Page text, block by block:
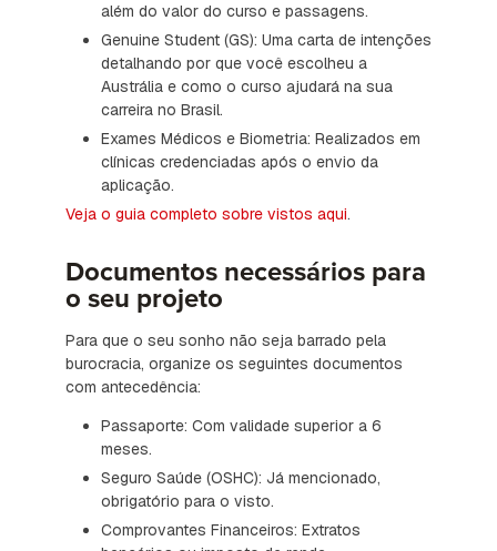
além do valor do curso e passagens.
Genuine Student (GS): Uma carta de intenções
detalhando por que você escolheu a
Austrália e como o curso ajudará na sua
carreira no Brasil.
Exames Médicos e Biometria: Realizados em
clínicas credenciadas após o envio da
aplicação.
Veja o guia completo sobre vistos aqui.
Documentos necessários para
o seu projeto
Para que o seu sonho não seja barrado pela
burocracia, organize os seguintes documentos
com antecedência:
Passaporte: Com validade superior a 6
meses.
Seguro Saúde (OSHC): Já mencionado,
obrigatório para o visto.
Comprovantes Financeiros: Extratos